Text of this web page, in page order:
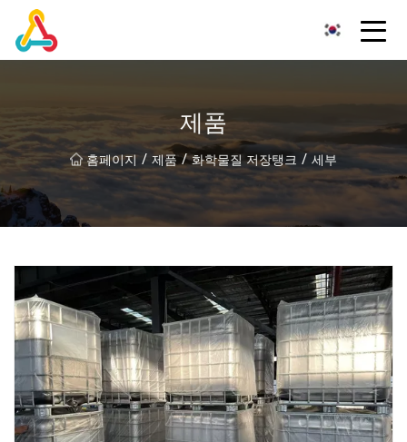
제품
홈페이지 / 제품 / 화학물질 저장탱크 / 세부